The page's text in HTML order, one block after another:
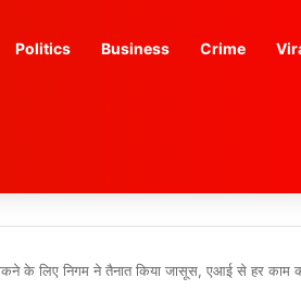
Politics Business Crime
के लिए निगम ने तैनात किया जासूस, एआई से हर काम की